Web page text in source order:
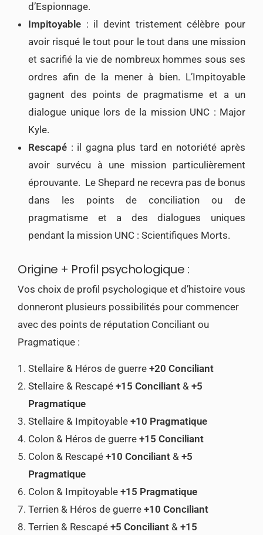
d’Espionnage.
Impitoyable : il devint tristement célèbre pour
avoir risqué le tout pour le tout dans une mission
et sacrifié la vie de nombreux hommes sous ses
ordres afin de la mener à bien. L’Impitoyable
gagnent des points de pragmatisme et a un
dialogue unique lors de la mission UNC : Major
Kyle.
Rescapé : il gagna plus tard en notoriété après
avoir survécu à une mission particulièrement
éprouvante. Le Shepard ne recevra pas de bonus
dans les points de conciliation ou de
pragmatisme et a des dialogues uniques
pendant la mission UNC : Scientifiques Morts.
Origine + Profil psychologique :
Vos choix de profil psychologique et d’histoire vous
donneront plusieurs possibilités pour commencer
avec des points de réputation Conciliant ou
Pragmatique :
Stellaire & Héros de guerre +20 Conciliant
Stellaire & Rescapé +15 Conciliant & +5
Pragmatique
Stellaire & Impitoyable +10 Pragmatique
Colon & Héros de guerre +15 Conciliant
Colon & Rescapé +10 Conciliant & +5
Pragmatique
Colon & Impitoyable +15 Pragmatique
Terrien & Héros de guerre +10 Conciliant
Terrien & Rescapé +5 Conciliant & +15